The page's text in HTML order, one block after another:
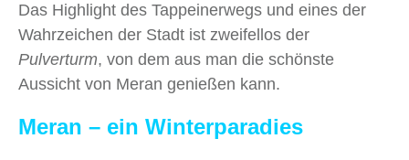
Das Highlight des Tappeinerwegs und eines der
Wahrzeichen der Stadt ist zweifellos der
Pulverturm, von dem aus man die schönste
Aussicht von Meran genießen kann.
Meran – ein Winterparadies